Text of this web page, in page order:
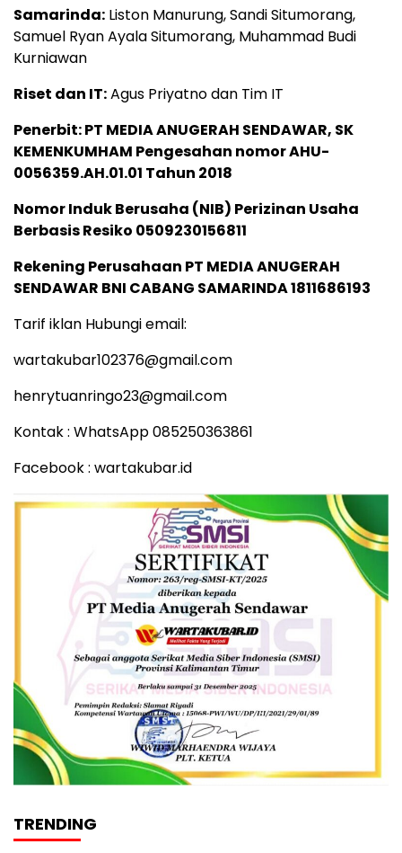
Samarinda: Liston Manurung, Sandi Situmorang,
Samuel Ryan Ayala Situmorang, Muhammad Budi
Kurniawan
Riset dan IT:Agus Priyatno dan Tim IT
Penerbit: PT MEDIA ANUGERAH SENDAWAR, SK
KEMENKUMHAM Pengesahan nomor AHU-
0056359.AH.01.01 Tahun 2018
Nomor Induk Berusaha (NIB) Perizinan Usaha
Berbasis Resiko 0509230156811
Rekening Perusahaan PT MEDIA ANUGERAH
SENDAWAR BNI CABANG SAMARINDA 1811686193
Tarif iklan Hubungi email:
wartakubar102376@gmail.com
henrytuanringo23@gmail.com
Kontak : WhatsApp 085250363861
Facebook : wartakubar.id
TRENDING